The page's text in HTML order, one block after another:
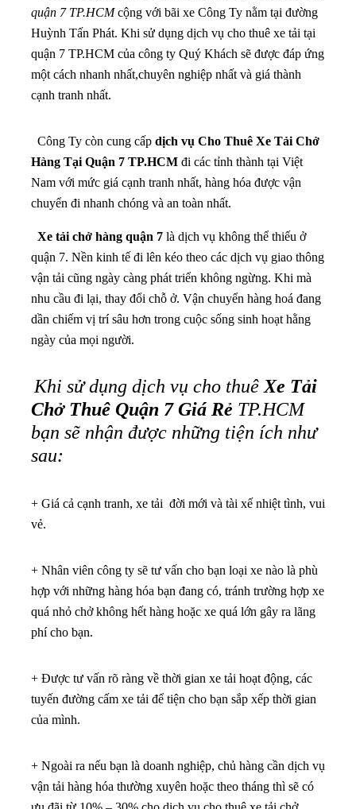
quận 7 TP.HCMcộng với bãi xe Công Ty nằm tại đường
Huỳnh Tấn Phát. Khi sử dụng dịch vụ cho thuê xe tải tại
quận 7 TP.HCM của công ty Quý Khách sẽ được đáp ứng
một cách nhanh nhất,chuyên nghiệp nhất và giá thành
cạnh tranh nhất.
Công Ty còn cung cấp dịch vụ Cho Thuê Xe Tải Chở
Hàng Tại Quận 7 TP.HCM đi các tỉnh thành tại Việt
Nam với mức giá cạnh tranh nhất, hàng hóa được vận
chuyển đi nhanh chóng và an toàn nhất.
Xe tải chở hàng quận 7 là dịch vụ không thể thiếu ở
quận 7. Nền kinh tế đi lên kéo theo các dịch vụ giao thông
vận tải cũng ngày càng phát triển không ngừng. Khi mà
nhu cầu đi lại, thay đổi chỗ ở. Vận chuyển hàng hoá đang
dần chiếm vị trí sâu hơn trong cuộc sống sinh hoạt hằng
ngày của mọi người.
Khi sử dụng dịch vụ cho thuê Xe Tải
Chở Thuê Quận 7 Giá Rẻ TP.HCM
bạn sẽ nhận được những tiện ích như
sau:
+ Giá cả cạnh tranh, xe tải đời mới và tài xế nhiệt tình, vui
vẻ.
+ Nhân viên công ty sẽ tư vấn cho bạn loại xe nào là phù
hợp với những hàng hóa bạn đang có, tránh trường hợp xe
quá nhỏ chở không hết hàng hoặc xe quá lớn gây ra lãng
phí cho bạn.
+ Được tư vấn rõ ràng về thời gian xe tải hoạt động, các
tuyến đường cấm xe tải để tiện cho bạn sắp xếp thời gian
của mình.
+ Ngoài ra nếu bạn là doanh nghiệp, chủ hàng cần dịch vụ
vận tải hàng hóa thường xuyên hoặc theo tháng thì sẽ có